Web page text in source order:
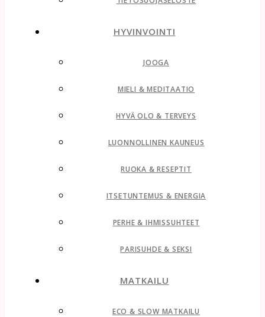
HYVINVOINTI
JOOGA
MIELI & MEDITAATIO
HYVÄ OLO & TERVEYS
LUONNOLLINEN KAUNEUS
RUOKA & RESEPTIT
ITSETUNTEMUS & ENERGIA
PERHE & IHMISSUHTEET
PARISUHDE & SEKSI
MATKAILU
ECO & SLOW MATKAILU